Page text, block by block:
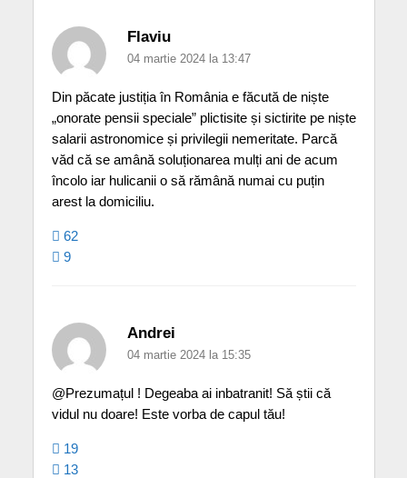
Flaviu
04 martie 2024 la 13:47
Din păcate justiția în România e făcută de niște
„onorate pensii speciale” plictisite și sictirite pe niște
salarii astronomice și privilegii nemeritate. Parcă
văd că se amână soluționarea mulți ani de acum
încolo iar hulicanii o să rămână numai cu puțin
arest la domiciliu.
62
9
Andrei
04 martie 2024 la 15:35
@Prezumațul ! Degeaba ai inbatranit! Să știi că
vidul nu doare! Este vorba de capul tău!
19
13